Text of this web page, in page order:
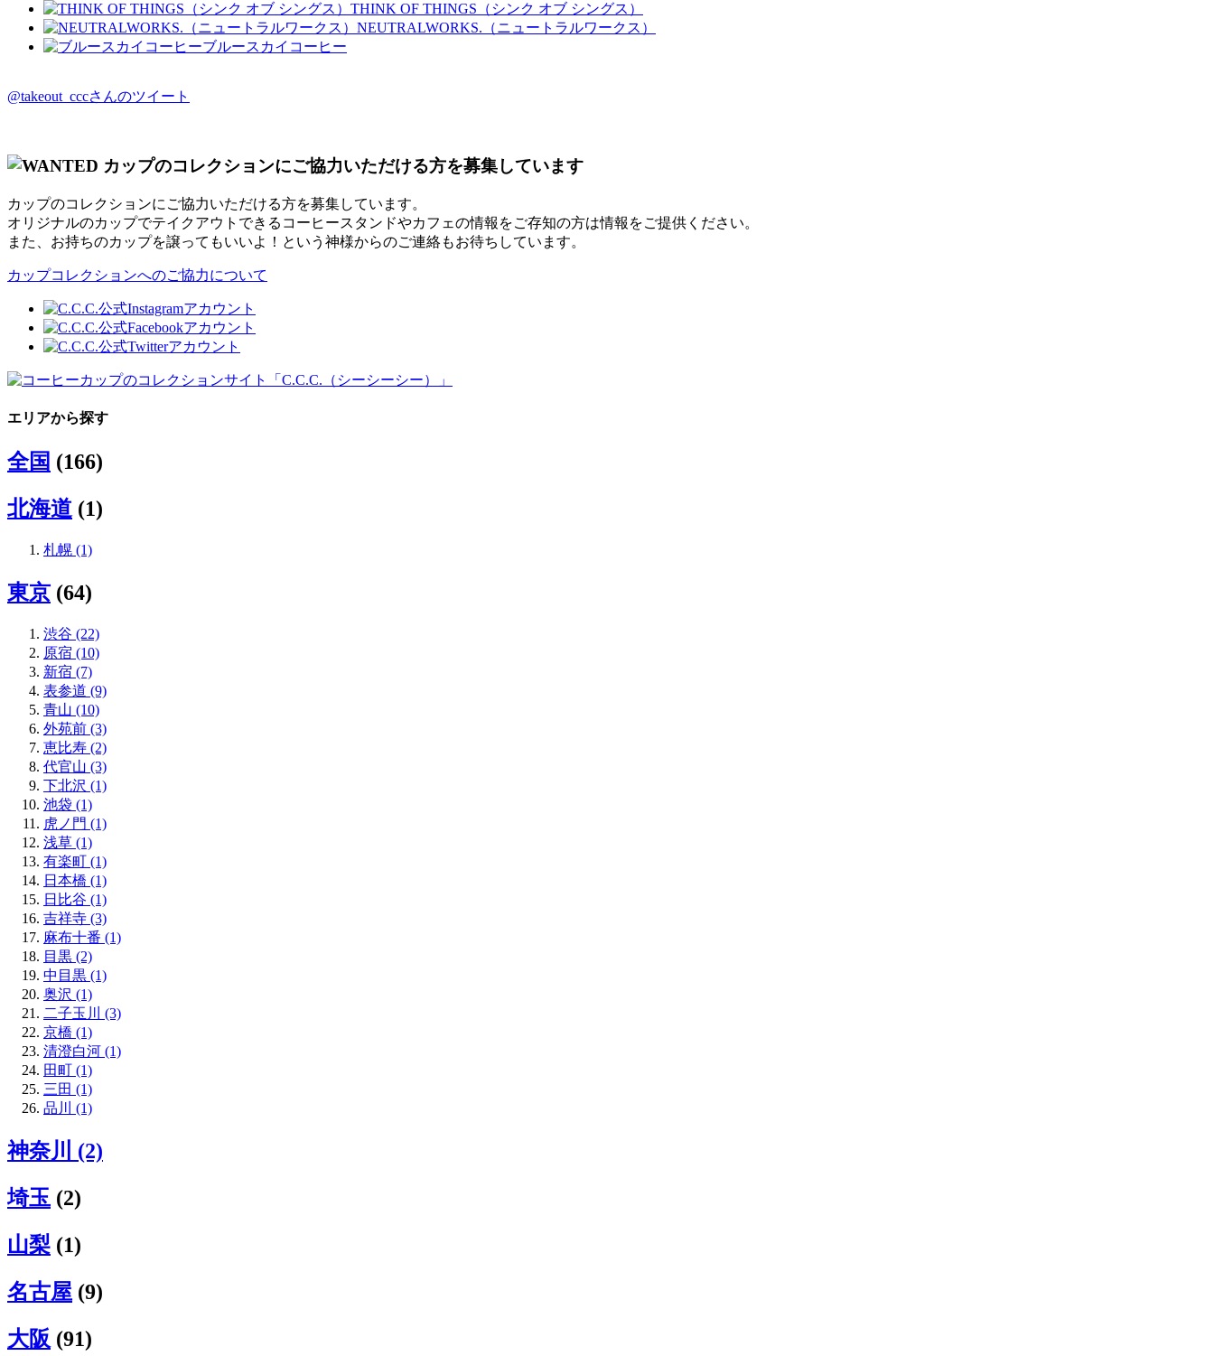
THINK OF THINGS（シンク オブ シングス）
NEUTRALWORKS.（ニュートラルワークス）
ブルースカイコーヒー
@takeout_cccさんのツイート
カップのコレクションにご協力いただける方を募集しています。
オリジナルのカップでテイクアウトできるコーヒースタンドやカフェの情報をご存知の方は情報をご提供ください。
また、お持ちのカップを譲ってもいいよ！という神様からのご連絡もお待ちしています。
カップコレクションへのご協力について
エリアから探す
全国 (166)
北海道(1)
札幌 (1)
東京 (64)
渋谷 (22)
原宿 (10)
新宿 (7)
表参道 (9)
青山 (10)
外苑前 (3)
恵比寿 (2)
代官山 (3)
下北沢 (1)
池袋 (1)
虎ノ門 (1)
浅草 (1)
有楽町 (1)
日本橋 (1)
日比谷 (1)
吉祥寺 (3)
麻布十番 (1)
目黒 (2)
中目黒 (1)
奥沢 (1)
二子玉川 (3)
京橋 (1)
清澄白河 (1)
田町 (1)
三田 (1)
品川 (1)
神奈川 (2)
埼玉 (2)
山梨 (1)
名古屋 (9)
大阪 (91)